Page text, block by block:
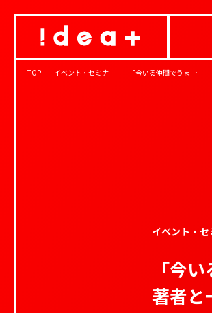
TOP イベント・セミナー 「今いる仲間でうま…
イベント・セ
「今
著者と